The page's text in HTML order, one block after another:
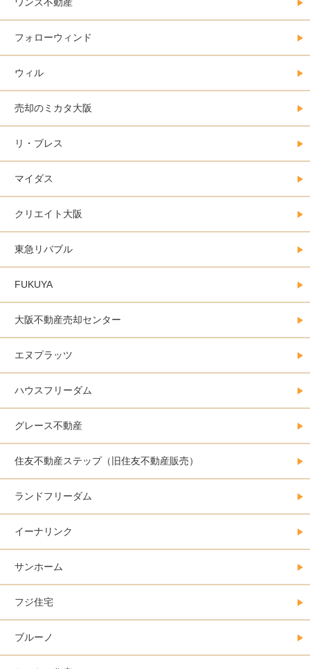
ワンズ不動産
フォローウィンド
ウィル
売却のミカタ大阪
リ・ブレス
マイダス
クリエイト大阪
東急リバブル
FUKUYA
大阪不動産売却センター
エヌプラッツ
ハウスフリーダム
グレース不動産
住友不動産ステップ（旧住友不動産販売）
ランドフリーダム
イーナリンク
サンホーム
フジ住宅
ブルーノ